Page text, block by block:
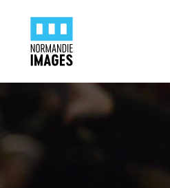
Skip to main content